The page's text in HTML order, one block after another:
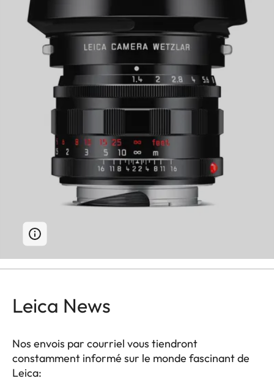
Leica News
Nos envois par courriel vous tiendront
constamment informé sur le monde fascinant de
Leica: